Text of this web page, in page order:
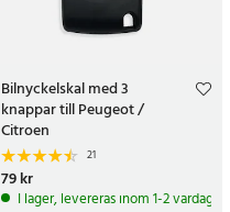
Bilnyckelskal med 3
knappar till Peugeot /
Citroen
21
Pris:
79 kr
I lager, levereras inom 1-2 vardagar